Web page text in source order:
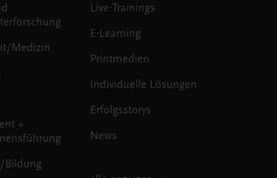
Medizin
+
Bildung
Live-Trainings
E-Learning
Printmedien
Individuelle Lösungen
Erfolgsstorys
News